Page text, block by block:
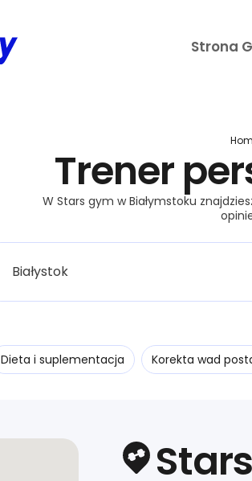
Strona
Trener
W Stars gym w Białymstoku
Dieta i suplementacja Korekta wad